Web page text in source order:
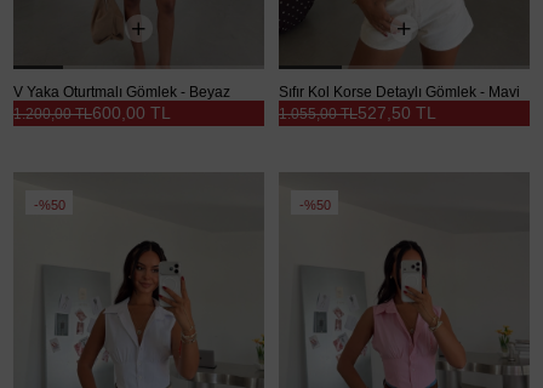
V Yaka Oturtmalı Gömlek - Beyaz
600,00 TL
1.200,00 TL
Sıfır Kol Korse Detaylı Gömlek - Mavi
527,50 TL
1.055,00 TL
%50 %50